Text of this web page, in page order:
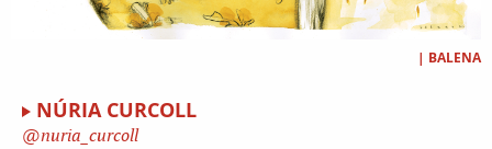
| BALENA
NÚRIA CURCOLL
nuria_curcoll